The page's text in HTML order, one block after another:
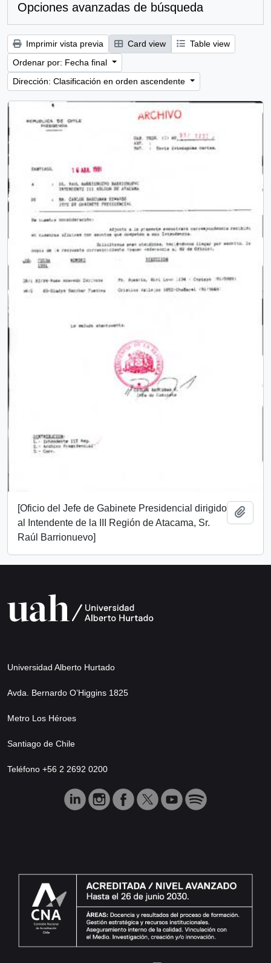
Opciones avanzadas de búsqueda
Imprimir vista previa Card view
Table view
Ordenar por: Fecha final
Dirección: Clasificación en orden ascendente
[Oficio del Jefe de Gabinete Presidencial dirigido
al Intendente de la III Región de Atacama, Sr.
Raúl Barrionuevo]
Universidad Alberto Hurtado
Avda. Bernardo O’Higgins 1825
Metro Los Héroes
Santiago de Chile
Teléfono +56 2 2692 0200